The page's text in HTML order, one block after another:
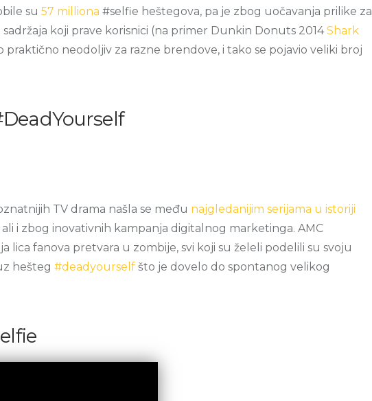
su 57 milliona #selfie heštegova, pa je zbog uočavanja prilike za
koji prave korisnici (na primer Dunkin Donuts 2014Shark
praktično neodoljiv za razne brendove, i tako se pojavio veliki broj
TV drama našla se među najgledanijim serijama u istoriji
i zbog inovativnih kampanja digitalnog marketinga. AMC
lica fanova pretvara u zombije, svi koji su želeli podelili su svoju
hešteg #deadyourself što je dovelo do spontanog velikog